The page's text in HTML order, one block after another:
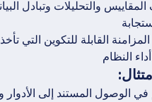
والتحليلات وتبادل
القابلة للتكوين التي تأخذ
النظام
الوصول المستند إلى الأدوار